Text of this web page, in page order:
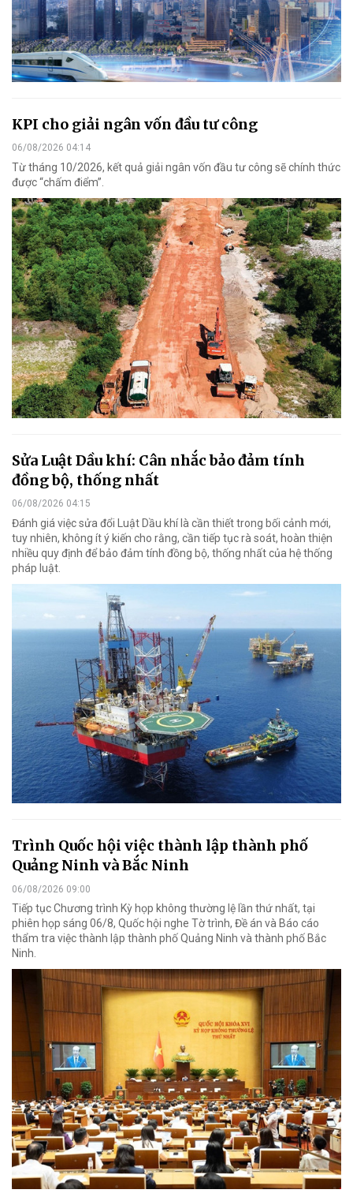
KPI cho giải ngân vốn đầu tư công
06/08/2026 04:14
Từ tháng 10/2026, kết quả giải ngân vốn đầu tư công sẽ chính thức
được “chấm điểm”.
Sửa Luật Dầu khí: Cân nhắc bảo đảm tính
đồng bộ, thống nhất
06/08/2026 04:15
Đánh giá việc sửa đổi Luật Dầu khí là cần thiết trong bối cảnh mới,
tuy nhiên, không ít ý kiến cho rằng, cần tiếp tục rà soát, hoàn thiện
nhiều quy định để bảo đảm tính đồng bộ, thống nhất của hệ thống
pháp luật.
Trình Quốc hội việc thành lập thành phố
Quảng Ninh và Bắc Ninh
06/08/2026 09:00
Tiếp tục Chương trình Kỳ họp không thường lệ lần thứ nhất, tại
phiên họp sáng 06/8, Quốc hội nghe Tờ trình, Đề án và Báo cáo
thẩm tra việc thành lập thành phố Quảng Ninh và thành phố Bắc
Ninh.